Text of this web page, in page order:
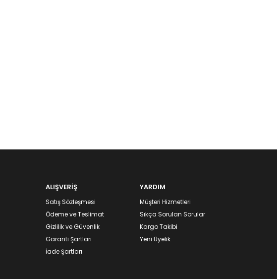
ALIŞVERİŞ
Satış Sözleşmesi
Ödeme ve Teslimat
Gizlilik ve Güvenlik
Garanti Şartları
İade Şartları
YARDIM
Müşteri Hizmetleri
Sıkça Sorulan Sorular
Kargo Takibi
Yeni Üyelik